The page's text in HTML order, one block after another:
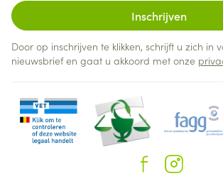
Inschrijven
Door op inschrijven te klikken, schrijft u zich in
nieuwsbrief en gaat u akkoord met onze